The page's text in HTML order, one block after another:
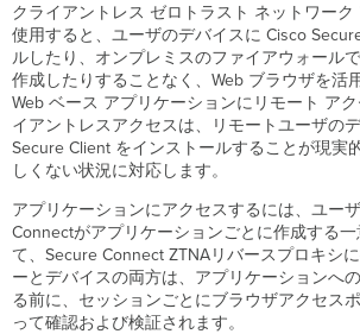
リ
テ
ィ
ク
ラ
ウ
ド
型
フ
ァ
イ
ア
ウ
ォ
クライアントレス ゼロトラスト ネットワーク
使用すると、ユーザのデバイスに Cisco
ルしたり、オンプレミスのファイアウォール
作成したりすることなく、Web ブラウザを活
Web ベース アプリケーションにリモート ア
イアントレスアクセスは、リモートユーザの
Secure Client をインストールすることが現実
しくない状況に対応します。
アプリケーションにアクセスするには、ユー
Connectがアプリケーションごとに作成する一
て、Secure Connect ZTNAリバースプロキシ
ーとデバイスの両方は、アプリケーションへ
る前に、セッションごとにブラウザアクセス
って確認および検証されます。